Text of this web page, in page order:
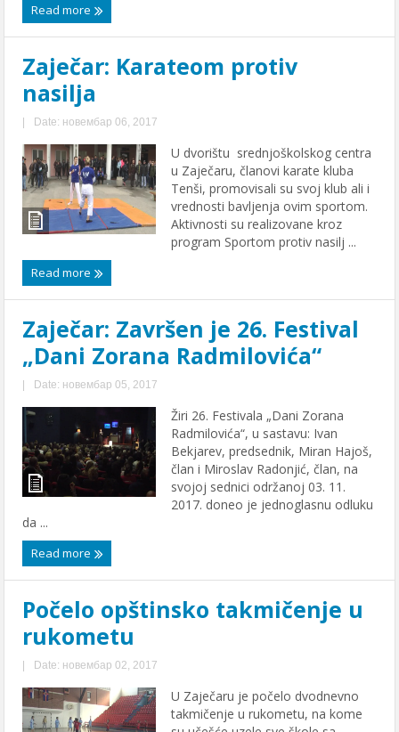
Read more
Zaječar: Karateom protiv
nasilja
| Date: новембар 06, 2017
U dvorištu srednjoškolskog centra
u Zaječaru, članovi karate kluba
Tenši, promovisali su svoj klub ali i
vrednosti bavljenja ovim sportom.
Aktivnosti su realizovane kroz
program Sportom protiv nasilj ...
Read more
Zaječar: Završen je 26. Festival
„Dani Zorana Radmilovića“
| Date: новембар 05, 2017
Žiri 26. Festivala „Dani Zorana
Radmilovića“, u sastavu: Ivan
Bekjarev, predsednik, Miran Hajoš,
član i Miroslav Radonjić, član, na
svojoj sednici održanoj 03. 11.
2017. doneo je jednoglasnu odluku
da ...
Read more
Počelo opštinsko takmičenje u
rukometu
| Date: новембар 02, 2017
U Zaječaru je počelo dvodnevno
takmičenje u rukometu, na kome